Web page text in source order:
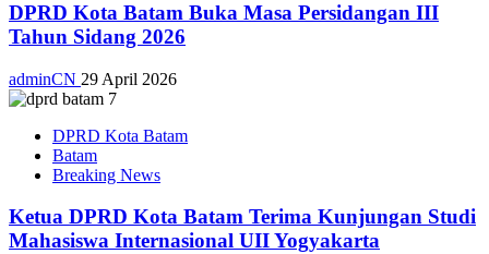
DPRD Kota Batam Buka Masa Persidangan III
Tahun Sidang 2026
adminCN 29 April 2026
DPRD Kota Batam
Batam
Breaking News
Ketua DPRD Kota Batam Terima Kunjungan Studi
Mahasiswa Internasional UII Yogyakarta